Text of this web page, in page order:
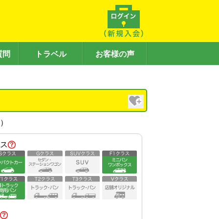
問 トラベル お客様の声